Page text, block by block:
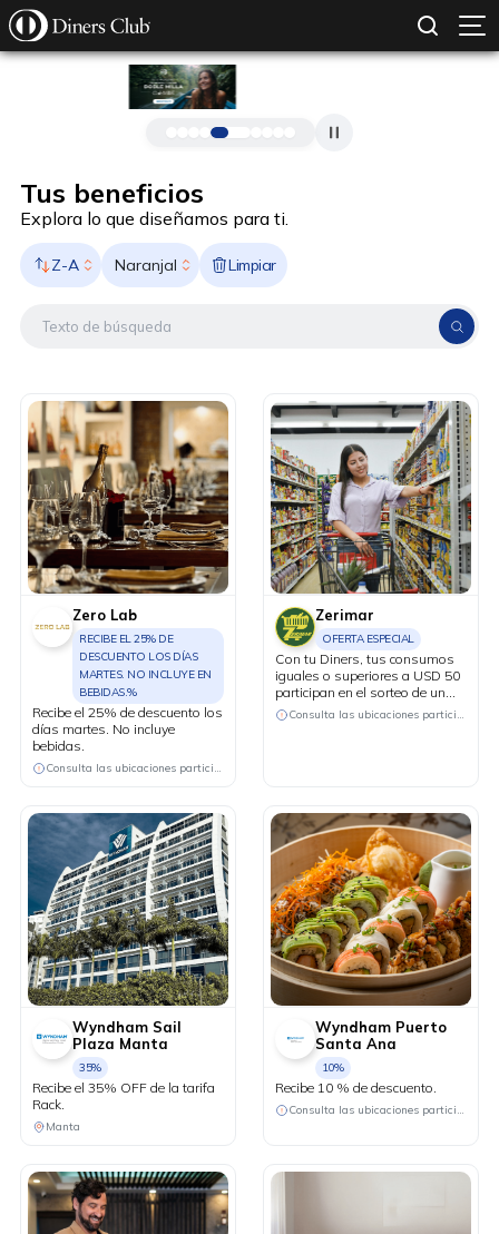
Pasar al contenido principal
Tus beneficios
Explora lo que diseñamos para ti.
Z-A Naranjal Limpiar
Zero Lab
RECIBE EL 25% DE
DESCUENTO LOS DÍAS
MARTES. NO INCLUYE EN
BEBIDAS.%
Recibe el 25% de descuento los
días martes. No incluye
bebidas.
Consulta las ubicaciones participantes
Zerimar
OFERTA ESPECIAL
Con tu Diners, tus consumos
iguales o superiores a USD 50
participan en el sorteo de un
televisor de 100 pulgadas.
Consulta las ubicaciones participantes
Wyndham Sail
Plaza Manta
35%
Recibe el 35% OFF de la tarifa
Rack.
Manta
Wyndham Puerto
Santa Ana
10%
Recibe 10 % de descuento.
Consulta las ubicaciones participantes